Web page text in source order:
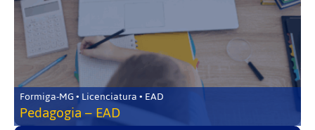
Formiga-MG • Licenciatura • EAD
Pedagogia – EAD